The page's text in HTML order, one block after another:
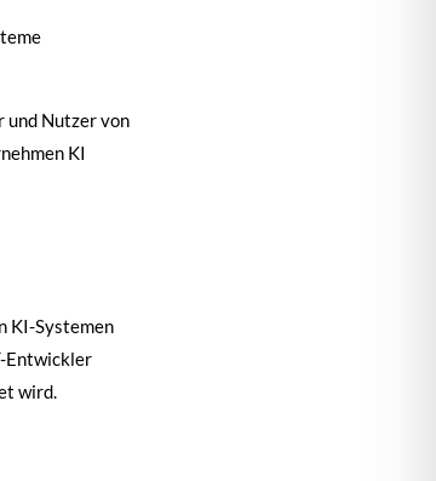
und Nutzer von
KI
KI-Systemen
Entwickler
wird.